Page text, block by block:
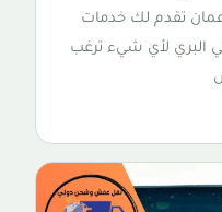
تقدم لك خدمات
البري لأي شيء ترغب